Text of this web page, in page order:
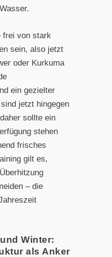
frei von stark
sein, also jetzt
oder Kurkuma
ein gezielter
jetzt hingegen
sollte ein
stehen
frisches
gilt es,
– die
Winter:
als Anker